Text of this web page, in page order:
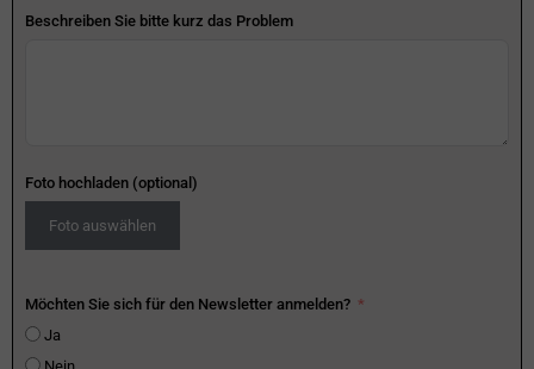
Beschreiben Sie bitte kurz das Problem
Foto hochladen (optional)
Foto auswählen
Möchten Sie sich für den Newsletter anmelden?
Ja